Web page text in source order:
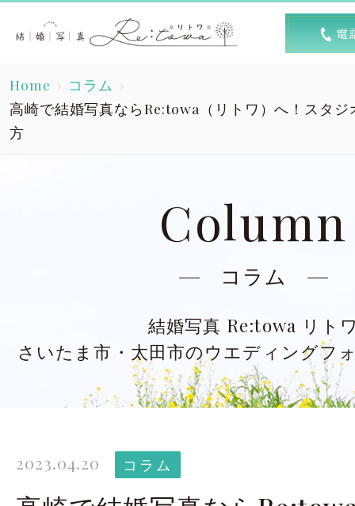
トップ
Top
洋装スタジオ
Dress studio
Kimono studio
太田店ギャラリー
Gallery
大宮
Costume
Home
コラム
高崎で結婚写真ならRe:towa（リトワ）へ！スタ
方
Column
コラム
結婚写真 Re:towa リト
さいたま市・太田市のウエディングフ
2023.04.20 コラム